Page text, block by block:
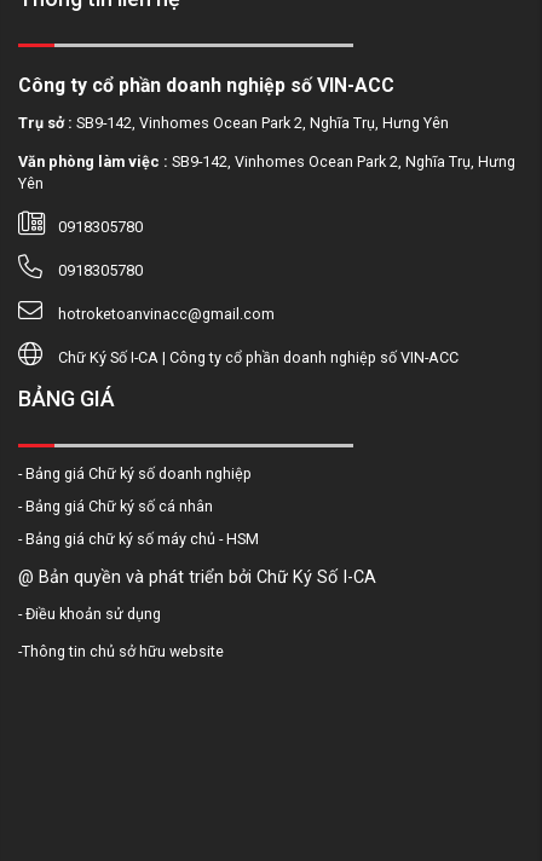
Công ty cổ phần doanh nghiệp số VIN-ACC
Trụ sở : SB9-142, Vinhomes Ocean Park 2, Nghĩa Trụ, Hưng Yên
Văn phòng làm việc : SB9-142, Vinhomes Ocean Park 2, Nghĩa Trụ, Hưng
Yên
0918305780
0918305780
hotroketoanvinacc@gmail.com
Chữ Ký Số I-CA | Công ty cổ phần doanh nghiệp số VIN-ACC
BẢNG GIÁ
- Bảng giá Chữ ký số doanh nghiệp
- Bảng giá Chữ ký số cá nhân
- Bảng giá chữ ký số máy chủ - HSM
@ Bản quyền và phát triển bởi Chữ Ký Số I-CA
-Điều khoản sử dụng
-Thông tin chủ sở hữu website